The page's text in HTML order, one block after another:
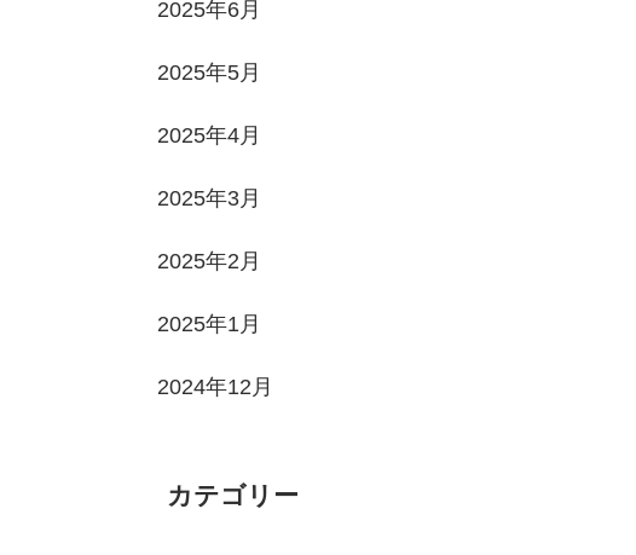
2025年6月
2025年5月
2025年4月
2025年3月
2025年2月
2025年1月
2024年12月
カテゴリー